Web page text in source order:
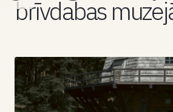
brīvdabas